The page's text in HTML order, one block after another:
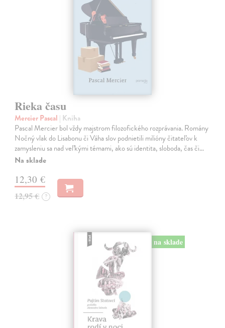
Rieka času
Mercier Pascal | Kniha
Pascal Mercier bol vždy majstrom filozofického rozprávania. Romány
Nočný vlak do Lisabonu či Váha slov podnietili milióny čitateľov k
zamysleniu sa nad veľkými témami, ako sú identita, sloboda, čas či…
Na sklade
12,30 €
12,95 € ?
na sklade